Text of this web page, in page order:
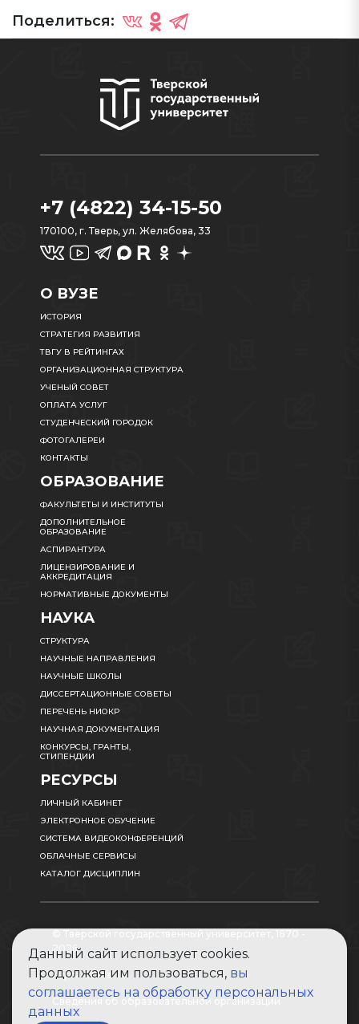
Поделиться:
+7 (4822) 34-15-50
170100, г. Тверь, ул. Желябова, 33
О ВУЗЕ
ИСТОРИЯ
СТРАТЕГИЯ РАЗВИТИЯ
ТВГУ В РЕЙТИНГАХ
ОРГАНИЗАЦИОННАЯ СТРУКТУРА
УЧЕНЫЙ СОВЕТ
ОПЛАТА УСЛУГ
СТУДЕНЧЕСКИЙ ГОРОДОК
ФОТОГАЛЕРЕИ
КОНТАКТЫ
ОБРАЗОВАНИЕ
ФАКУЛЬТЕТЫ И ИНСТИТУТЫ
ДОПОЛНИТЕЛЬНОЕ
ОБРАЗОВАНИЕ
АСПИРАНТУРА
ЛИЦЕНЗИРОВАНИЕ И
АККРЕДИТАЦИЯ
НОРМАТИВНЫЕ ДОКУМЕНТЫ
НАУКА
СТРУКТУРА
НАУЧНЫЕ НАПРАВЛЕНИЯ
НАУЧНЫЕ ШКОЛЫ
ДИССЕРТАЦИОННЫЕ СОВЕТЫ
ПЕРЕЧЕНЬ НИОКР
НАУЧНАЯ ДОКУМЕНТАЦИЯ
КОНКУРСЫ, ГРАНТЫ,
СТИПЕНДИИ
РЕСУРСЫ
ЛИЧНЫЙ КАБИНЕТ
ЭЛЕКТРОННОЕ ОБУЧЕНИЕ
СИСТЕМА ВИДЕОКОНФЕРЕНЦИЙ
ОБЛАЧНЫЕ СЕРВИСЫ
КАТАЛОГ ДИСЦИПЛИН
2026
Карта сайта
Сведения об образовательной организации
Данный сайт использует cookies.
Продолжая им пользоваться, вы
соглашаетесь на обработку персональных
данных